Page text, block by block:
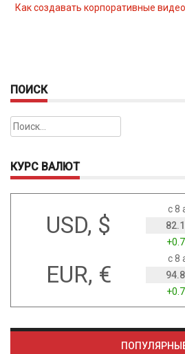
Как создавать корпоративные
ПОИСК
Найти:
КУРС ВАЛЮТ
USD, $
с 8
EUR, €
с 8